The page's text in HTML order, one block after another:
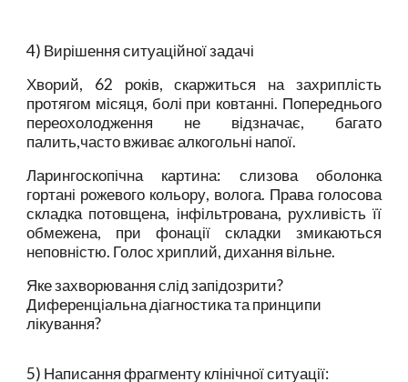
4) Вирішення ситуаційної задачі
Хворий, 62 років, скаржиться на захриплість
протягом місяця, болі при ковтанні. Попереднього
переохолодження не відзначає, багато
палить,часто вживає алкогольні напої.
Ларингоскопічна картина: слизова оболонка
гортані рожевого кольору, волога. Права голосова
складка потовщена, інфільтрована, рухливість її
обмежена, при фонації складки змикаються
неповністю. Голос хриплий, дихання вільне.
Яке захворювання слід запідозрити?
Диференціальна діагностика та принципи
лікування?
5) Написання фрагменту клінічної ситуації: